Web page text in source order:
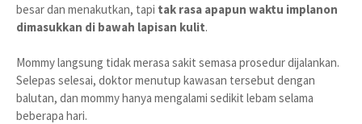
besar dan menakutkan, tapi tak rasa apapun waktu implanon
dimasukkan di bawah lapisan kulit.
Mommy langsung tidak merasa sakit semasa prosedur dijalankan.
Selepas selesai, doktor menutup kawasan tersebut dengan
balutan, dan mommy hanya mengalami sedikit lebam selama
beberapa hari.